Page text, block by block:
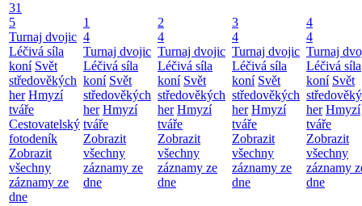
31
5
Turnaj dvojic
Léčivá síla
koní Svět
středověkých
her Hmyzí
tváře
Cestovatelský
fotodeník
Zobrazit
všechny
záznamy ze
dne
1
4
Turnaj dvojic
Léčivá síla
koní Svět
středověkých
her Hmyzí
tváře
Zobrazit
všechny
záznamy ze
dne
2
4
Turnaj dvojic
Léčivá síla
koní Svět
středověkých
her Hmyzí
tváře
Zobrazit
všechny
záznamy ze
dne
3
4
Turnaj dvojic
Léčivá síla
koní Svět
středověkých
her Hmyzí
tváře
Zobrazit
všechny
záznamy ze
dne
4
4
Turnaj
Léčivá síla
koní Svět
her Hmyzí
tváře
Zobrazit
všechny
záznamy
dne